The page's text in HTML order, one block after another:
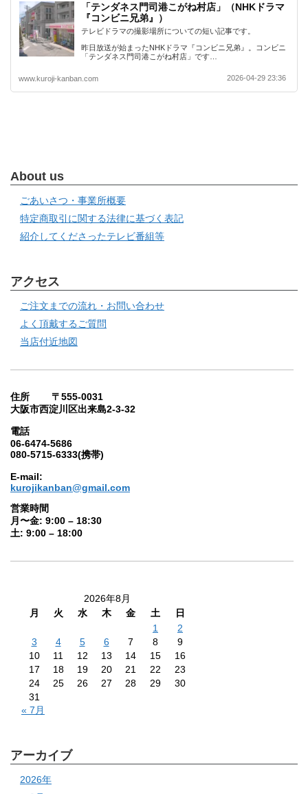
「テンダネス門司港こがね村店」（NHKドラマ
『コンビニ兄弟』）
テレビドラマの撮影場所についての短い記事です。
昨日放送が始まったNHKドラマ『コンビニ兄弟』。コンビニ
「テンダネス門司港こがね村店」です…
www.kuroji-kanban.com 2026-04-29 23:36
About us
ごあいさつ・事業所概要
特定商取引に関する法律に基づく表記
紹介してくださったテレビ番組等
アクセス
ご注文までの流れ・お問い合わせ
よく頂戴するご質問
当店付近地図
住所 〒555-0031
大阪市西淀川区出来島2-3-32
電話
06-6474-5686
080-5715-6333(携帯)
E-mail:
kurojikanban@gmail.com
営業時間
月〜金: 9:00 – 18:30
土: 9:00 – 18:00
2026年8月
月
火 水 木 金 土
日
1
2
3
4 5 6 7 8
9
10
11 12 13 14 15
16
17
18 19 20 21 22
23
24
25 26 27 28 29
30
31
« 7月
アーカイブ
2026年